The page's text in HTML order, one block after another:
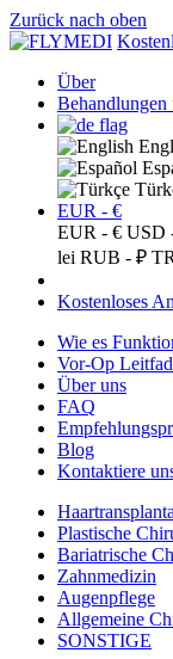
Zurück nach oben
Über
Behandlungen
EUR - €
EUR - € USD
lei RUB - ₽
Kostenloses
Wie es
Vor-Op
Über uns
FAQ
Blog
Kontaktiere
Plastische
Bariatrische
Zahnmedizin
Augenpflege
Allgemeine
SONSTIGE